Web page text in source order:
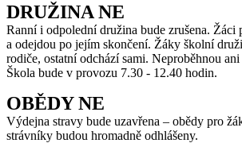
DRUŽINA NE
Ranní i odpolední družina bude zrušena. Žáci
a odejdou po jejím skončení. Žáky školní
rodiče, ostatní odchází sami. Neproběhnou
Škola bude v provozu 7.30 - 12.40 hodin.
OBĚDY NE
Výdejna stravy bude uzavřena – obědy pro
strávníky budou hromadně odhlášeny.